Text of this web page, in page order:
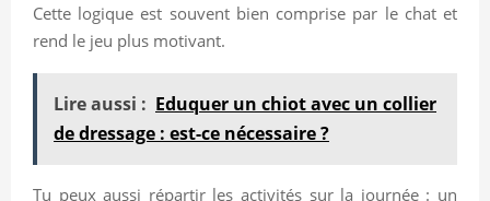
Cette logique est souvent bien comprise par le chat et
rend le jeu plus motivant.
Lire aussi : Eduquer un chiot avec un collier
de dressage : est-ce nécessaire ?
Tu peux aussi répartir les activités sur la journée : un